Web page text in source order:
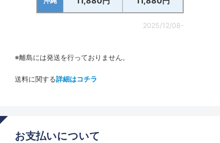
2025/12/08-
※離島には発送を行っておりません。
送料に関する詳細はコチラ
お支払いについて